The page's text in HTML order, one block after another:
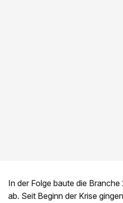
In der Folge baute die
ab. Seit Beginn der Krise